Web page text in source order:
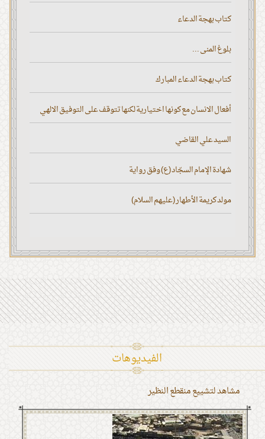
كتاب بهجة الدعاء
بلوغ المنى ...
كتاب بهجة الدعاء المبارك
أفعال الانسان مع كونها اختيارية لكنها تتوقف على التوفيق الالهي
السيد علي القاضي
شهادة الإمام السجّاد (ع) وفق رواية
مولد كريمة الأطهار (عليهم السلام)
الفیدیوهات
مشاهد لتشييع منقطع النظير